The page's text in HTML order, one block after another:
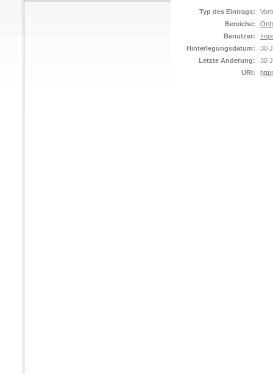
Typ des Eintrags:
Bereiche:
Benutzer:
Hinterlegungsdatum:
30
Letzte Änderung:
30
URI: